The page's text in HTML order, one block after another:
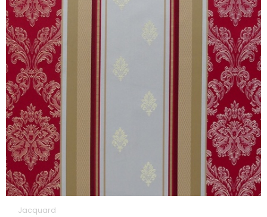
Jacquard